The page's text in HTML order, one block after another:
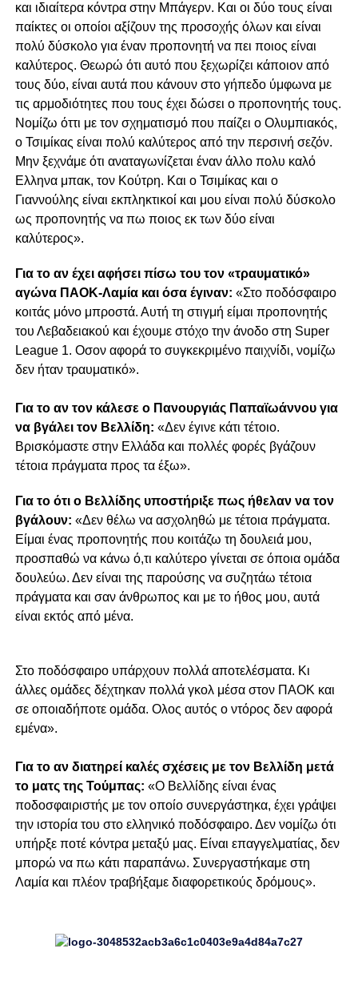
και ιδιαίτερα κόντρα στην Μπάγερν. Και οι δύο τους είναι
παίκτες οι οποίοι αξίζουν της προσοχής όλων και είναι
πολύ δύσκολο για έναν προπονητή να πει ποιος είναι
καλύτερος. Θεωρώ ότι αυτό που ξεχωρίζει κάποιον από
τους δύο, είναι αυτά που κάνουν στο γήπεδο ύμφωνα με
τις αρμοδιότητες που τους έχει δώσει ο προπονητής τους.
Νομίζω όττι με τον σχηματισμό που παίζει ο Ολυμπιακός,
ο Τσιμίκας είναι πολύ καλύτερος από την περσινή σεζόν.
Μην ξεχνάμε ότι αναταγωνίζεται έναν άλλο πολυ καλό
Ελληνα μπακ, τον Κούτρη. Και ο Τσιμίκας και ο
Γιαννούλης είναι εκπληκτικοί και μου είναι πολύ δύσκολο
ως προπονητής να πω ποιος εκ των δύο είναι
καλύτερος».
Για το αν έχει αφήσει πίσω του τον «τραυματικό»
αγώνα ΠΑΟΚ-Λαμία και όσα έγιναν: «Στο ποδόσφαιρο
κοιτάς μόνο μπροστά. Αυτή τη στιγμή είμαι προπονητής
του Λεβαδειακού και έχουμε στόχο την άνοδο στη Super
League 1. Οσον αφορά το συγκεκριμένο παιχνίδι, νομίζω
δεν ήταν τραυματικό».
Για το αν τον κάλεσε ο Πανουργιάς Παπαϊωάννου για
να βγάλει τον Βελλίδη: «Δεν έγινε κάτι τέτοιο.
Βρισκόμαστε στην Ελλάδα και πολλές φορές βγάζουν
τέτοια πράγματα προς τα έξω».
Για το ότι ο Βελλίδης υποστήριξε πως ήθελαν να τον
βγάλουν: «Δεν θέλω να ασχοληθώ με τέτοια πράγματα.
Είμαι ένας προπονητής που κοιτάζω τη δουλειά μου,
προσπαθώ να κάνω ό,τι καλύτερο γίνεται σε όποια ομάδα
δουλεύω. Δεν είναι της παρούσης να συζητάω τέτοια
πράγματα και σαν άνθρωπος και με το ήθος μου, αυτά
είναι εκτός από μένα.
Στο ποδόσφαιρο υπάρχουν πολλά αποτελέσματα. Κι
άλλες ομάδες δέχτηκαν πολλά γκολ μέσα στον ΠΑΟΚ και
σε οποιαδήποτε ομάδα. Ολος αυτός ο ντόρος δεν αφορά
εμένα».
Για το αν διατηρεί καλές σχέσεις με τον Βελλίδη μετά
το ματς της Τούμπας: «Ο Βελλίδης είναι ένας
ποδοσφαιριστής με τον οποίο συνεργάστηκα, έχει γράψει
την ιστορία του στο ελληνικό ποδόσφαιρο. Δεν νομίζω ότι
υπήρξε ποτέ κόντρα μεταξύ μας. Είναι επαγγελματίας, δεν
μπορώ να πω κάτι παραπάνω. Συνεργαστήκαμε στη
Λαμία και πλέον τραβήξαμε διαφορετικούς δρόμους».